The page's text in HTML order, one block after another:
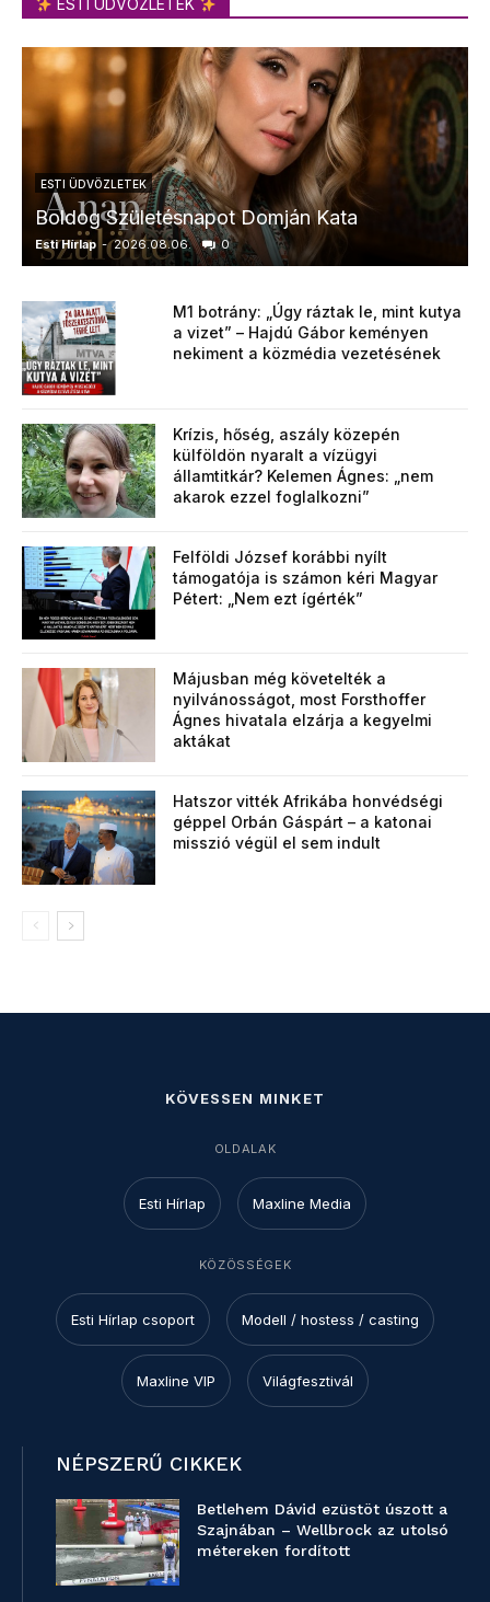
ESTI ÜDVÖZLETEK
ESTI ÜDVÖZLETEK
Boldog Születésnapot Domján Kata
Esti Hírlap - 2026.08.06. 0
M1 botrány: „Úgy ráztak le, mint kutya
a vizet” – Hajdú Gábor keményen
nekiment a közmédia vezetésének
Krízis, hőség, aszály közepén
külföldön nyaralt a vízügyi
államtitkár? Kelemen Ágnes: „nem
akarok ezzel foglalkozni”
Felföldi József korábbi nyílt
támogatója is számon kéri Magyar
Pétert: „Nem ezt ígérték”
Májusban még követelték a
nyilvánosságot, most Forsthoffer
Ágnes hivatala elzárja a kegyelmi
aktákat
Hatszor vitték Afrikába honvédségi
géppel Orbán Gáspárt – a katonai
misszió végül el sem indult
KÖVESSEN MINKET
OLDALAK
Esti Hírlap Maxline Media
KÖZÖSSÉGEK
Esti Hírlap csoport Modell / hostess / casting
Maxline VIP Világfesztivál
NÉPSZERŰ CIKKEK
Betlehem Dávid ezüstöt úszott a
Szajnában – Wellbrock az utolsó
métereken fordított